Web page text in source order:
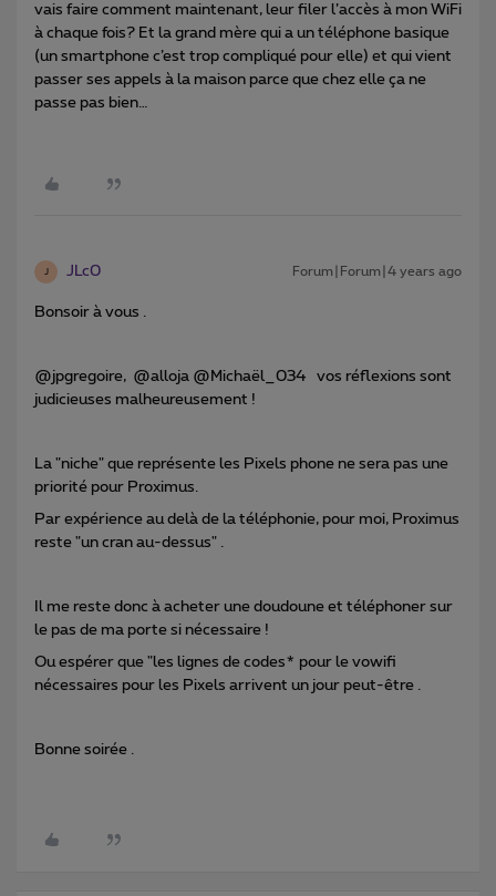
vais faire comment maintenant, leur filer l’accès à mon WiFi
à chaque fois? Et la grand mère qui a un téléphone basique
(un smartphone c’est trop compliqué pour elle) et qui vient
passer ses appels à la maison parce que chez elle ça ne
passe pas bien…
JLc0 Forum|Forum|4 years ago
Bonsoir à vous .
@jpgregoire, @alloja @Michaël_034 vos réflexions sont
judicieuses malheureusement !
La "niche" que représente les Pixels phone ne sera pas une
priorité pour Proximus.
Par expérience au delà de la téléphonie, pour moi, Proximus
reste "un cran au-dessus" .
Il me reste donc à acheter une doudoune et téléphoner sur
le pas de ma porte si nécessaire !
Ou espérer que "les lignes de codes* pour le vowifi
nécessaires pour les Pixels arrivent un jour peut-être .
Bonne soirée .